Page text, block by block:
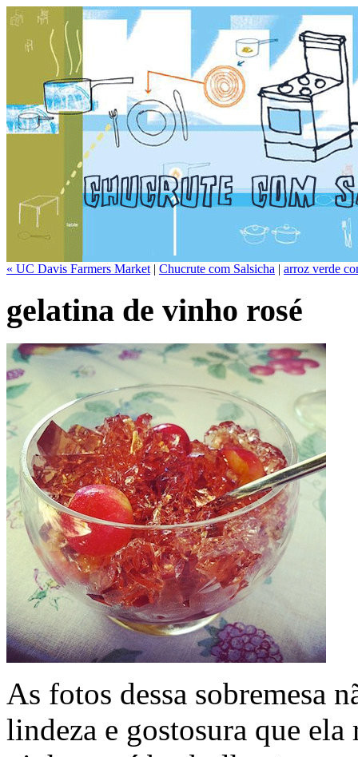
« UC Davis Farmers Market | Chucrute com Salsicha | arroz verde
gelatina de vinho rosé
As fotos dessa sobremesa
lindeza e gostosura que